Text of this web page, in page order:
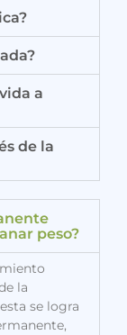
a
de la
peso?
la
se logra